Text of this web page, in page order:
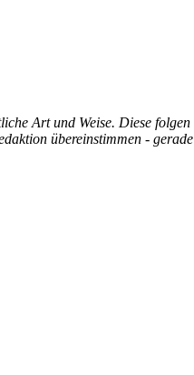
Art und Weise. Diese folgen
übereinstimmen - gerade